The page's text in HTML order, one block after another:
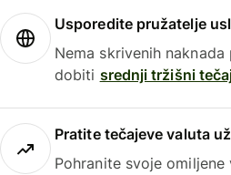
Usporedite pružatelje
Nema skrivenih
dobiti srednji tržišni
Pratite tečajeve valuta
Pohranite svoje